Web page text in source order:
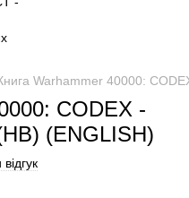
Warhammer 40000:
CODEX -
(ENGLISH)